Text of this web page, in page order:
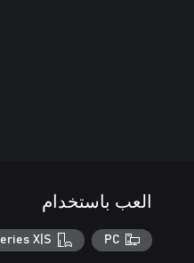
العب باستخدام
PC
X|S